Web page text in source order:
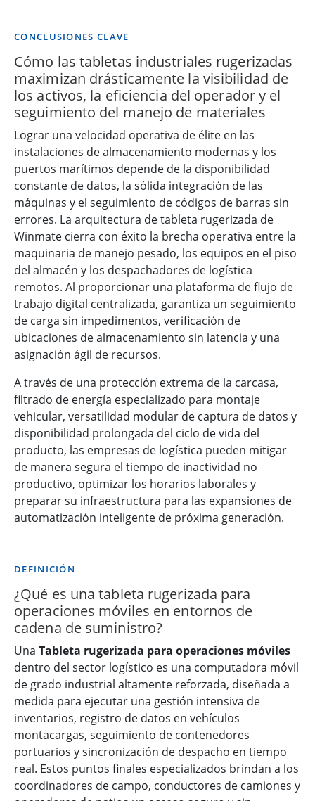
CONCLUSIONES CLAVE
Cómo las tabletas industriales rugerizadas
maximizan drásticamente la visibilidad de
los activos, la eficiencia del operador y el
seguimiento del manejo de materiales
Lograr una velocidad operativa de élite en las
instalaciones de almacenamiento modernas y los
puertos marítimos depende de la disponibilidad
constante de datos, la sólida integración de las
máquinas y el seguimiento de códigos de barras sin
errores. La arquitectura de tableta rugerizada de
Winmate cierra con éxito la brecha operativa entre la
maquinaria de manejo pesado, los equipos en el piso
del almacén y los despachadores de logística
remotos. Al proporcionar una plataforma de flujo de
trabajo digital centralizada, garantiza un seguimiento
de carga sin impedimentos, verificación de
ubicaciones de almacenamiento sin latencia y una
asignación ágil de recursos.
A través de una protección extrema de la carcasa,
filtrado de energía especializado para montaje
vehicular, versatilidad modular de captura de datos y
disponibilidad prolongada del ciclo de vida del
producto, las empresas de logística pueden mitigar
de manera segura el tiempo de inactividad no
productivo, optimizar los horarios laborales y
preparar su infraestructura para las expansiones de
automatización inteligente de próxima generación.
DEFINICIÓN
¿Qué es una tableta rugerizada para
operaciones móviles en entornos de
cadena de suministro?
Una Tableta rugerizada para operaciones móviles
dentro del sector logístico es una computadora móvil
de grado industrial altamente reforzada, diseñada a
medida para ejecutar una gestión intensiva de
inventarios, registro de datos en vehículos
montacargas, seguimiento de contenedores
portuarios y sincronización de despacho en tiempo
real. Estos puntos finales especializados brindan a los
coordinadores de campo, conductores de camiones y